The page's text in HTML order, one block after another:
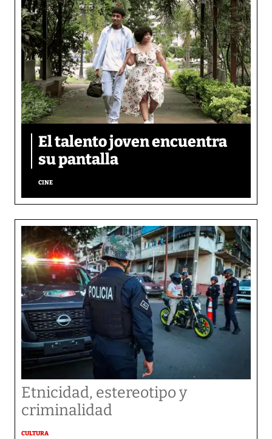
El talento joven encuentra
su pantalla​
CINE
Etnicidad, estereotipo y
criminalidad
CULTURA